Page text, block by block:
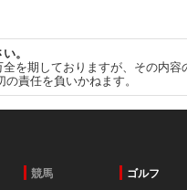
。
を期しておりますが、その内
責任を負いかねます。
競馬 ゴルフ